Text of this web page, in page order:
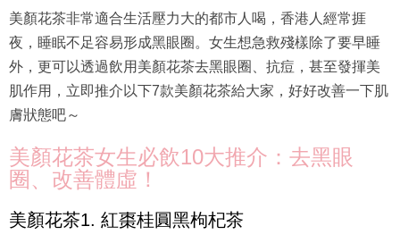
美顏花茶非常適合生活壓力大的都市人喝，香港人經常捱
夜，睡眠不足容易形成黑眼圈。女生想急救殘樣除了要早睡
外，更可以透過飲用美顏花茶去黑眼圈、抗痘，甚至發揮美
肌作用，立即推介以下7款美顏花茶給大家，好好改善一下肌
膚狀態吧～
美顏花茶女生必飲10大推介：去黑眼
圈、改善體虛！
美顏花茶1. 紅棗桂圓黑枸杞茶